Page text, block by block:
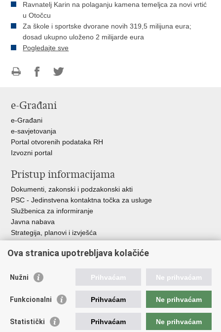
Ravnatelj Karin na polaganju kamena temeljca za novi vrtić
u Otočcu
Za škole i sportske dvorane novih 319,5 milijuna eura;
dosad ukupno uloženo 2 milijarde eura
Pogledajte sve
FacebookuTwitteru
e-Građani
e-Građani
e-savjetovanja
Portal otvorenih podataka RH
Izvozni portal
Pristup informacijama
Dokumenti, zakonski i podzakonski akti
PSC - Jedinstvena kontaktna točka za usluge
Službenica za informiranje
Javna nabava
Strategija, planovi i izvješća
Vlada RH
ASOO
Ova stranica upotrebljava kolačiće
Nužni Prihvaćam Ne prihvaćam
Funkcionalni Prihvaćam Ne prihvaćam
Statistički Prihvaćam Ne prihvaćam